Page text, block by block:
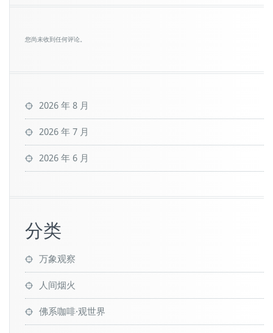
您尚未收到任何评论。
2026 年 8 月
2026 年 7 月
2026 年 6 月
分类
万象观察
人间烟火
佛系咖啡·观世界